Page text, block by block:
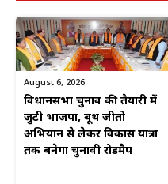
August 6, 2026
विधानसभा चुनाव की तैयारी में
जुटी भाजपा, बूथ जीतो
अभियान से लेकर विकास यात्रा
तक बनेगा चुनावी रोडमैप